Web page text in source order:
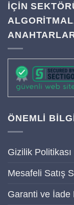
IÇIN
ÖNEMLİ
Gizilik Politikası
Mesafeli Satış
Garanti ve İade